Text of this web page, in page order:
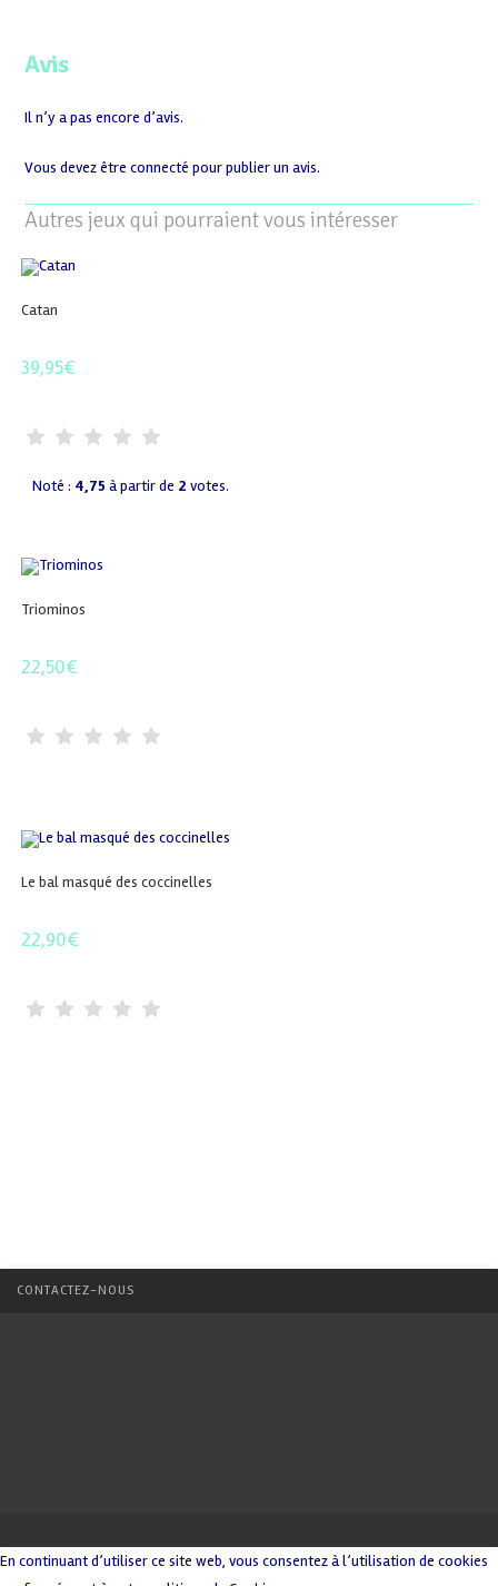
Avis
Il n’y a pas encore d’avis.
Vous devez êtreconnecté pour publier un avis.
Autres jeux qui pourraient vous intéresser
Catan
39,95€
Noté : 4,75 à partir de 2votes.
Triominos
22,50€
Le bal masqué des coccinelles
22,90€
CONTACTEZ-NOUS
En continuant d’utiliser ce site web, vous consentez à l’utilisation de cookies